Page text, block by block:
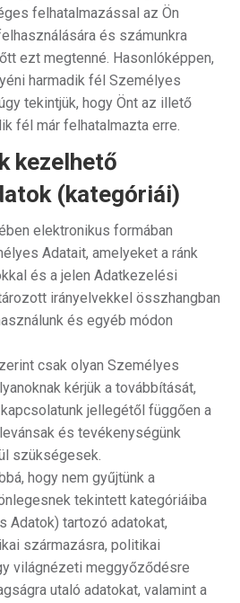
felhatalmazással az Ön
és számunkra
ezt megtenné. Hasonlóképpen,
harmadik fél Személyes
tekintjük, hogy Önt az illető
fél már felhatalmazta erre.
kezelhető
(kategóriái)
elektronikus formában
Adatait, amelyeket a ránk
és a jelen Adatkezelési
irányelvekkel összhangban
és egyéb módon
csak olyan Személyes
kérjük a továbbítását,
jellegétől függően a
és tevékenységünk
szükségesek.
hogy nem gyűjtünk a
tekintett kategóriáiba
Adatok) tartozó adatokat,
származásra, politikai
világnézeti meggyőződésre
utaló adatokat, valamint a